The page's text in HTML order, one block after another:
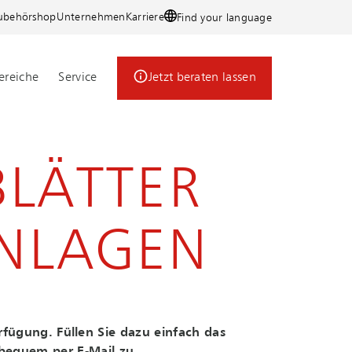
Unternehmen Karriere Find your language
Service Jetzt beraten lassen
Füllen Sie dazu einfach das